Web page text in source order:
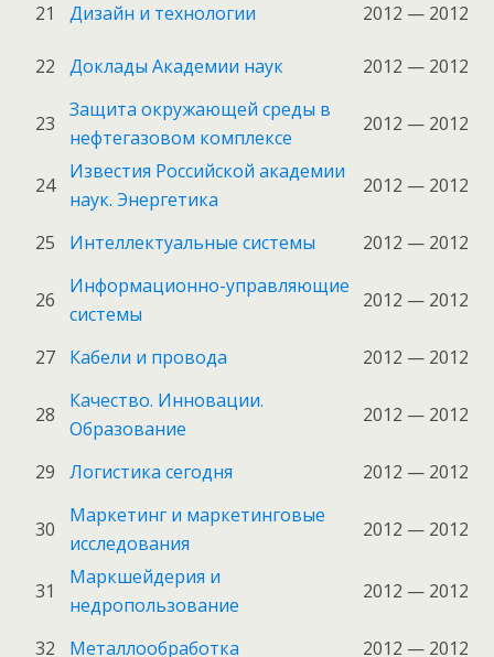
21 Дизайн и технологии 2012 — 2012
22 Доклады Академии наук 2012 — 2012
23
Защита окружающей среды в
нефтегазовом комплексе
2012 — 2012
24
Известия Российской академии
наук. Энергетика
2012 — 2012
25 Интеллектуальные системы 2012 — 2012
26
Информационно-управляющие
системы
2012 — 2012
27 Кабели и провода 2012 — 2012
28
Качество. Инновации.
Образование
2012 — 2012
29 Логистика сегодня 2012 — 2012
30
Маркетинг и маркетинговые
исследования
2012 — 2012
31
Маркшейдерия и
недропользование
2012 — 2012
32 Металлообработка 2012 — 2012